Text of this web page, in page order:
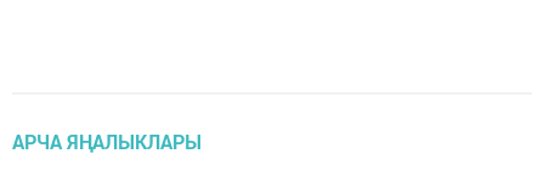
АРЧА ЯҢАЛЫКЛАРЫ